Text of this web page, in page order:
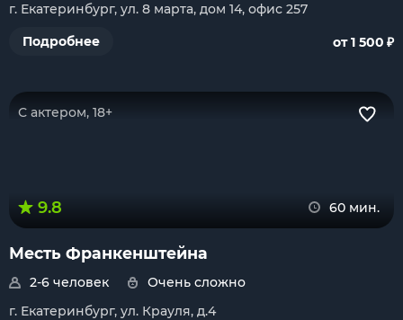
г. Екатеринбург, ул. 8 марта, дом 14, офис 257
Подробнее
от 1 500 ₽
С актером, 18+
9.8 60 мин.
Месть Франкенштейна
2-6 человек
Очень сложно
г. Екатеринбург, ул. Крауля, д.4